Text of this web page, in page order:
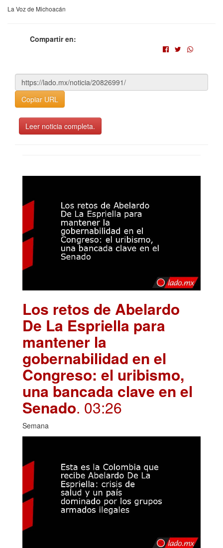
La Voz de Michoacán
Compartir en:
Copiar URL
Leer noticia completa.
Los retos de Abelardo
De La Espriella para
mantener la
gobernabilidad en el
Congreso: el uribismo,
una bancada clave en el
Senado. 03:26
Semana